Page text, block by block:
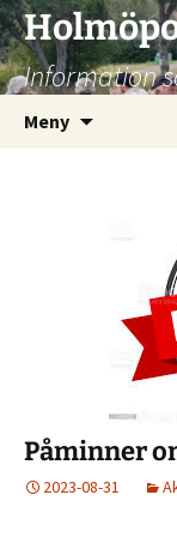
Hoppa
till
innehåll
Information
Meny
Påminner
2023-08-31